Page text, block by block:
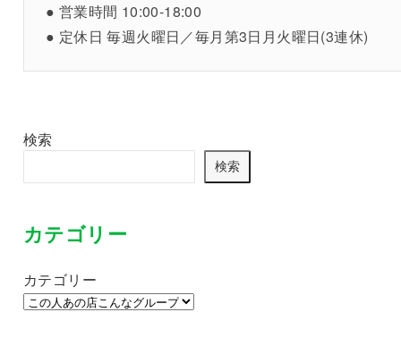
● 営業時間 10:00-18:00
● 定休日 毎週火曜日／毎月第3日月火曜日(3連休)
検索
検索
カテゴリー
カテゴリー